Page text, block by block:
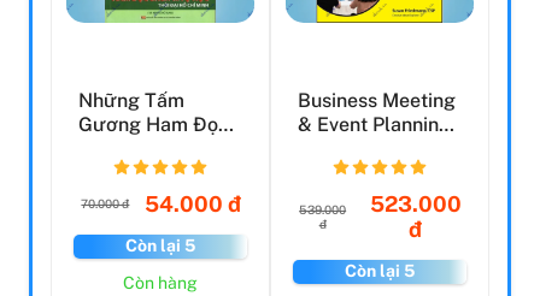
Những Tấm
Gương Ham Đọc
Thời Đại Hồ...
70.000 đ 54.000 đ
Còn lại 5
Còn hàng
Business Meeting
& Event Planning
539.000
đ
523.000
đ
Còn lại 5